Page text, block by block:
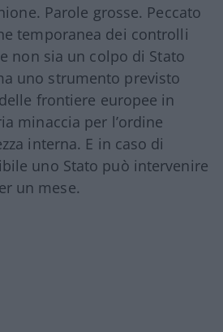
Parole grosse. Peccato
temporanea dei controlli
non sia un colpo di Stato
uno strumento previsto
frontiere europee in
minaccia per l’ordine
interna. E in caso di
uno Stato può intervenire
un mese.